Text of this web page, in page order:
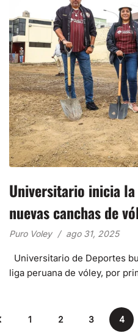
Universitario inicia
nuevas canchas de
Puro Voley ago 31, 2025
Universitario de Deportes
liga peruana de vóley, por
1 2 3 4